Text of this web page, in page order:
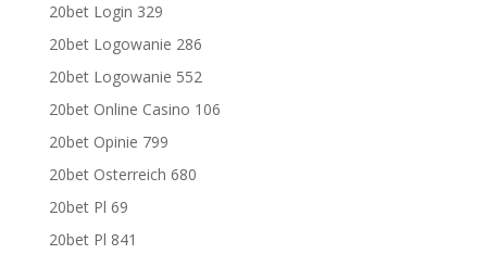
20bet Login 329
20bet Logowanie 286
20bet Logowanie 552
20bet Online Casino 106
20bet Opinie 799
20bet Osterreich 680
20bet Pl 69
20bet Pl 841